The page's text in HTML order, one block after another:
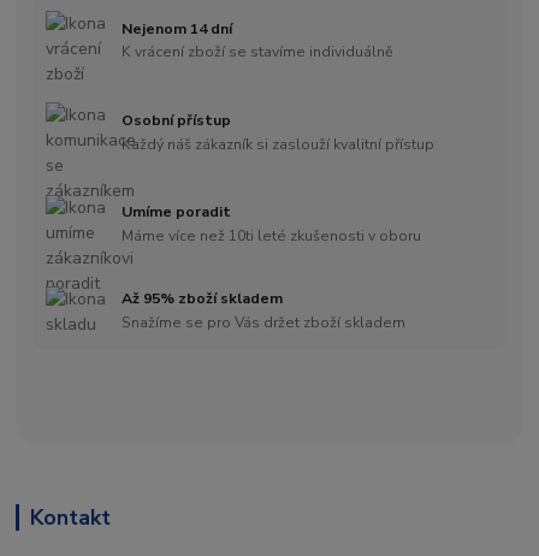
Nejenom 14 dní
K vrácení zboží se stavíme individuálně
Osobní přístup
Každý náš zákazník si zaslouží kvalitní přístup
Umíme poradit
Máme více než 10ti leté zkušenosti v oboru
Až 95% zboží skladem
Snažíme se pro Vás držet zboží skladem
Kontakt